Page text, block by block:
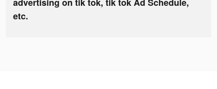
advertising on tik tok, tik tok Ad Schedule,
etc.